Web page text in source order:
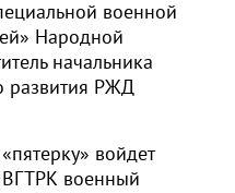
военной
Народной
начальника
развития РЖД
войдет
ВГТРК военный